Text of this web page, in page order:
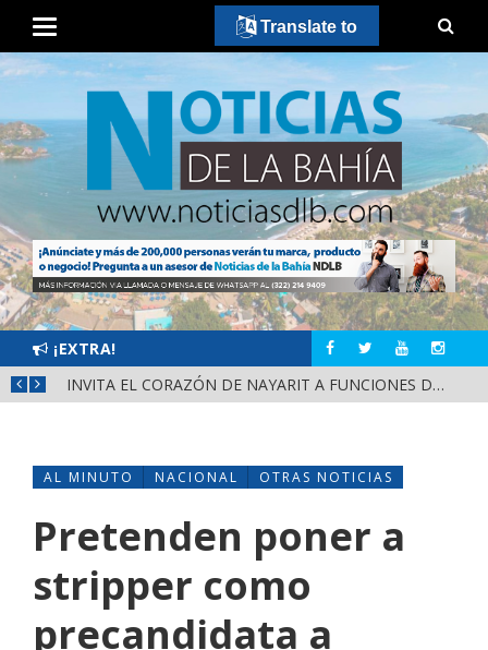
¡EXTRA!
INVITA EL CORAZÓN DE NAYARIT A FUNCIONES DE CINE GRATUITAS EN LA CONCHA ACÚSTICA
AL MINUTO NACIONAL OTRAS NOTICIAS
Pretenden poner a
stripper como
precandidata a
Translate to